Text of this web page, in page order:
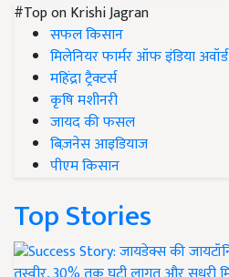
#Top on Krishi Jagran
सफल किसान
मिलेनियर फार्मर ऑफ इंडिया अवॉर्ड
महिंद्रा ट्रैक्टर्स
कृषि मशीनरी
जायद की फसल
बिज़नेस आइडियाज
पीएम किसान
Top Stories